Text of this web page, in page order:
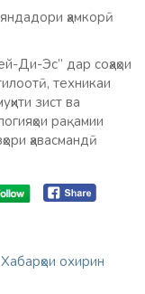
ҳамкорӣ
Ди-Эс” дар соҳаҳои
техникаи
зист ва
рақамии
ҳавасмандӣ
Хабарҳои охирин